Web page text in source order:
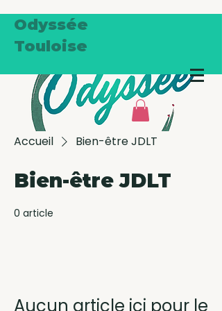
Odyssée
Touloise
Accueil Bien-être JDLT
Bien-être JDLT
0 article
Aucun article ici pour le